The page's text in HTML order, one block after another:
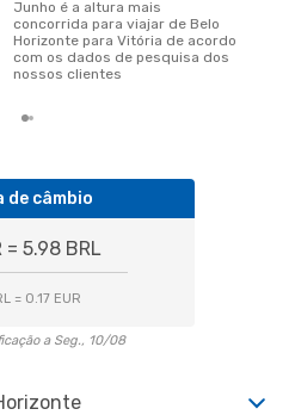
junho é a altura mais
concorrida para viajar de Belo
Horizonte para Vitória de acordo
com os dados de pesquisa dos
nossos clientes
de câmbio
= 5.98 BRL
= 0.17 EUR
a Seg., 10/08